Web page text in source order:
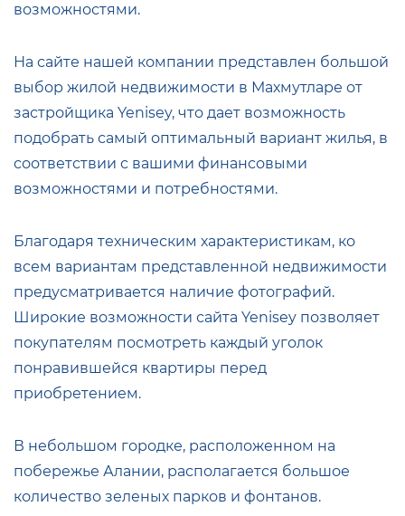
возможностями.
На сайте нашей компании представлен большой
выбор жилой недвижимости в Махмутларе от
застройщика Yenisey, что дает возможность
подобрать самый оптимальный вариант жилья, в
соответствии с вашими финансовыми
возможностями и потребностями.
Благодаря техническим характеристикам, ко
всем вариантам представленной недвижимости
предусматривается наличие фотографий.
Широкие возможности сайта Yenisey позволяет
покупателям посмотреть каждый уголок
понравившейся квартиры перед
приобретением.
В небольшом городке, расположенном на
побережье Алании, располагается большое
количество зеленых парков и фонтанов.